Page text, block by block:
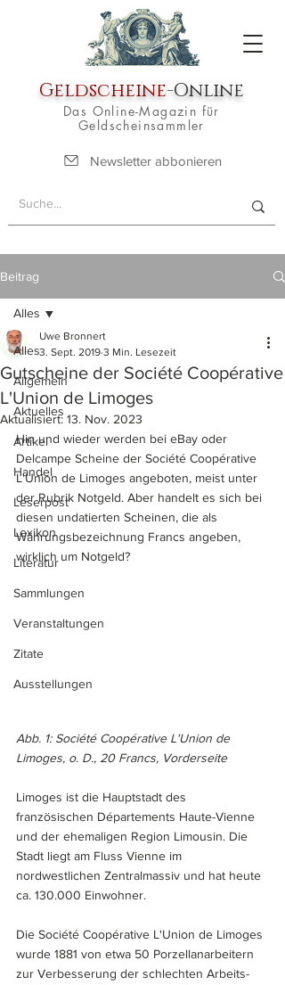
Geldscheine-Online
Das Online-Magazin für
Geldscheinsammler
Newsletter abbonieren
Beitrag
Alles
Allgemein
Aktuelles
Artikel
Handel
Leserpost
Lexikon
Literatur
Sammlungen
Veranstaltungen
Zitate
Ausstellungen
Alles
Gutscheine der Société Coopérative
L'Union de Limoges
Uwe Bronnert
3. Sept. 2019 3 Min. Lesezeit
Aktualisiert: 13. Nov. 2023
Hin und wieder werden bei eBay oder
Delcampe Scheine der Société Coopérative
L'Union de Limoges angeboten, meist unter
der Rubrik Notgeld. Aber handelt es sich bei
diesen undatierten Scheinen, die als
Währungsbezeichnung Francs angeben,
wirklich um Notgeld?
Abb. 1: Société Coopérative L'Union de
Limoges, o. D., 20 Francs, Vorderseite
Limoges ist die Hauptstadt des
französischen Départements Haute-Vienne
und der ehemaligen Region Limousin. Die
Stadt liegt am Fluss Vienne im
nordwestlichen Zentralmassiv und hat heute
ca. 130.000 Einwohner.
Die Société Coopérative L'Union de Limoges
wurde 1881 von etwa 50 Porzellanarbeitern
zur Verbesserung der schlechten Arbeits-